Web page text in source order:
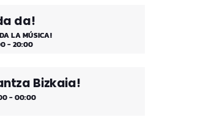
da!
LA MÚSICA!
- 20:00
Bizkaia!
- 00:00